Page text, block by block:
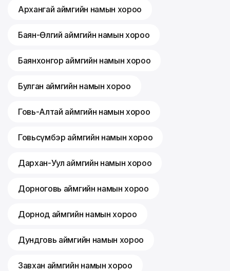
Архангай аймгийн намын хороо
Баян-Өлгий аймгийн намын хороо
Баянхонгор аймгийн намын хороо
Булган аймгийн намын хороо
Говь-Алтай аймгийн намын хороо
Говьсүмбэр аймгийн намын хороо
Дархан-Уул аймгийн намын хороо
Дорноговь аймгийн намын хороо
Дорнод аймгийн намын хороо
Дундговь аймгийн намын хороо
Завхан аймгийн намын хороо